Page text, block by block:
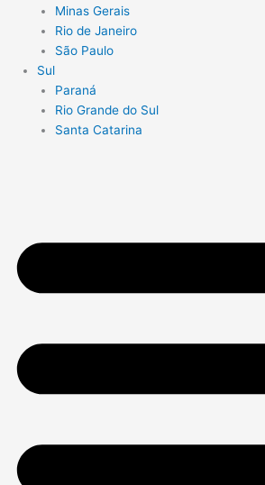
Minas Gerais
Rio de Janeiro
São Paulo
Sul
Paraná
Rio Grande do Sul
Santa Catarina